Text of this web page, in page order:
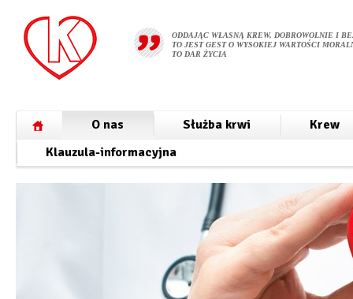
ODDAJĄC WŁASNĄ KREW, DOBROWOLNIE I
TO JEST GEST O WYSOKIEJ WARTOŚCI
TO DAR ŻYCIA
O nas Służba krwi
Krew
Klauzula-informacyjna